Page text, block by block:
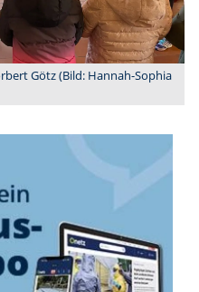
Götz (Bild: Hannah-Sophia